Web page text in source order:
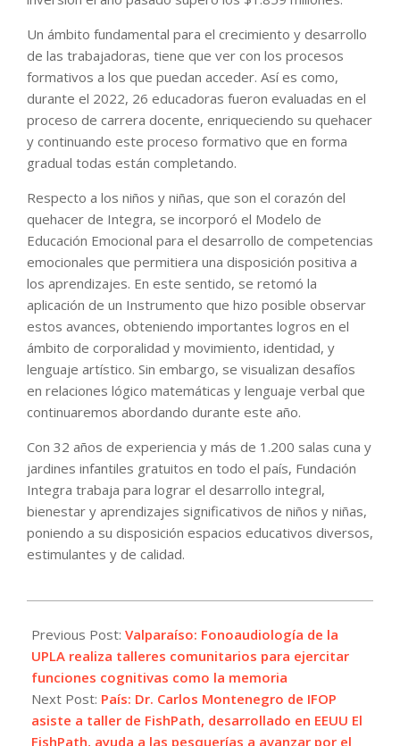
Un ámbito fundamental para el crecimiento y desarrollo
de las trabajadoras, tiene que ver con los procesos
formativos a los que puedan acceder. Así es como,
durante el 2022, 26 educadoras fueron evaluadas en el
proceso de carrera docente, enriqueciendo su quehacer
y continuando este proceso formativo que en forma
gradual todas están completando.
Respecto a los niños y niñas, que son el corazón del
quehacer de Integra, se incorporó el Modelo de
Educación Emocional para el desarrollo de competencias
emocionales que permitiera una disposición positiva a
los aprendizajes. En este sentido, se retomó la
aplicación de un Instrumento que hizo posible observar
estos avances, obteniendo importantes logros en el
ámbito de corporalidad y movimiento, identidad, y
lenguaje artístico. Sin embargo, se visualizan desafíos
en relaciones lógico matemáticas y lenguaje verbal que
continuaremos abordando durante este año.
Con 32 años de experiencia y más de 1.200 salas cuna y
jardines infantiles gratuitos en todo el país, Fundación
Integra trabaja para lograr el desarrollo integral,
bienestar y aprendizajes significativos de niños y niñas,
poniendo a su disposición espacios educativos diversos,
estimulantes y de calidad.
05-
30
Previous Post: Valparaíso: Fonoaudiología de la
UPLA realiza talleres comunitarios para ejercitar
funciones cognitivas como la memoria
Next Post: País: Dr. Carlos Montenegro de IFOP
asiste a taller de FishPath, desarrollado en EEUU El
FishPath, ayuda a las pesquerías a avanzar por el